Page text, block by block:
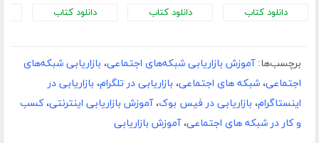
دانلود کتاب دانلود کتاب دانلود کتاب
برچسب‌ها: آموزش بازاریابی شبکه‌های اجتماعی، بازاریابی شبکه‌های
اجتماعی، شبکه های اجتماعی، بازاریابی در تلگرام، بازاریابی در
اینستاگرام، بازاریابی در فیس بوک،آموزش بازاریابی اینترنتی،کسب
و کار در شبکه های اجتماعی،آموزش بازاریابی